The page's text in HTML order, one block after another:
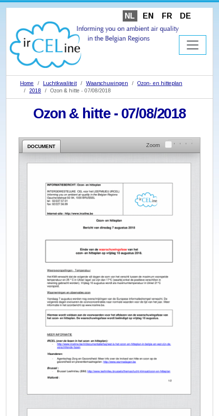
NL EN FR DE
Home Luchtkwaliteit Waarschuwingen
Ozon- en hitteplan
2018
Ozon & hitte - 07/08/2018
Ozon & hitte - 07/08/2018
DOCUMENT Zoom